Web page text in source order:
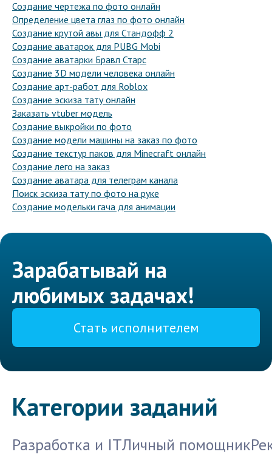
Создание чертежа по фото онлайн
Определение цвета глаз по фото онлайн
Создание крутой авы для Стандофф 2
Создание аватарок для PUBG Mobi
Создание аватарки Бравл Старс
Создание 3D модели человека онлайн
Создание арт-работ для Roblox
Создание эскиза тату онлайн
Заказать vtuber модель
Создание выкройки по фото
Создание модели машины на заказ по фото
Создание текстур паков для Minecraft онлайн
Создание лего на заказ
Создание аватара для телеграм канала
Поиск эскиза тату по фото на руке
Создание модельки гача для анимации
Зарабатывай на
любимых задачах!
Стать исполнителем
Категории заданий
Разработка и ITЛичный помощник